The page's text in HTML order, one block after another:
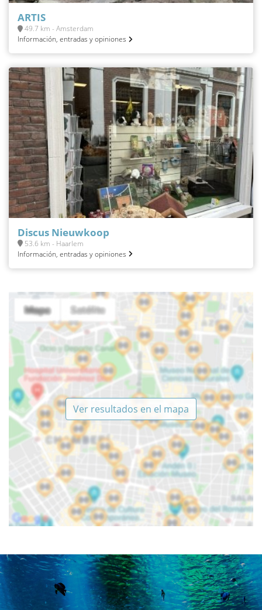
ARTIS
49.7 km - Amsterdam
Información, entradas y opiniones
Discus Nieuwkoop
53.6 km - Haarlem
Información, entradas y opiniones
Ver resultados en el mapa